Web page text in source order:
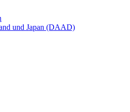
und Japan (DAAD)